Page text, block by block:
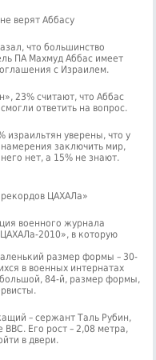
верят Аббасу
что большинство
ПА Махмуд Аббас имеет
с Израилем.
23% считают, что Аббас
ответить на вопрос.
израильтян уверены, что у
заключить мир,
нет, а 15% не знают.
ЦАХАЛа»
военного журнала
2010», в которую
размер формы – 30-
в военных интернатах
84-й, размер формы,
– сержант Таль Рубин,
Его рост – 2,08 метра,
в двери.